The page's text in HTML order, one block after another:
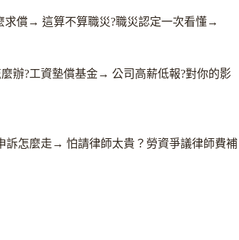
求償 → 這算不算職災?職災認定一次看懂→
辦?工資墊償基金→ 公司高薪低報?對你的影
訴怎麼走 → 怕請律師太貴？勞資爭議律師費補